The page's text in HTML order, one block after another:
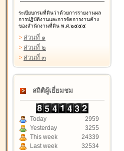
ระเบียบกรมที่ดินว่าด้วยการรายงานผล
การปฏิบัติงานและการจัดการงานค้าง
ของสำนักงานที่ดิน พ.ศ.๒๕๕๕
> ส่วนที่ ๑
> ส่วนที่ ๒
> ส่วนที่ ๓
สถิติผู้เยี่ยมชม
Today
2959
Yesterday
3255
This week
24339
Last week
32534